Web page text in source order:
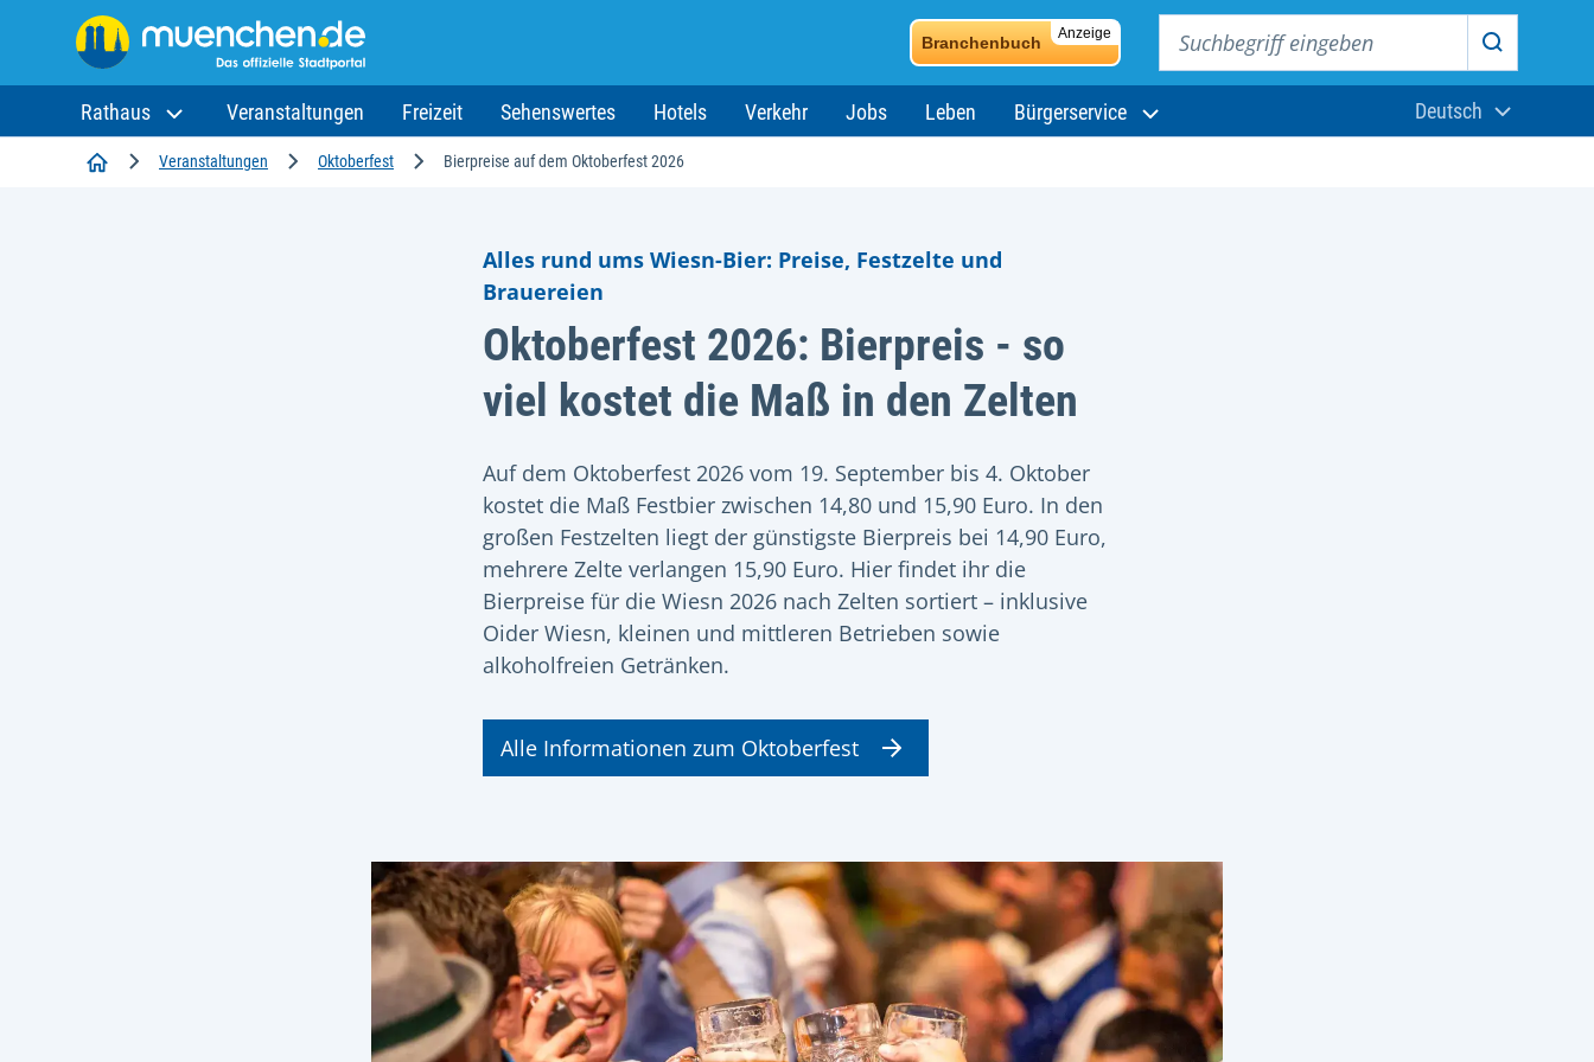
Anzeige
Branchenbuch
Suchen
Rathaus Veranstaltungen Freizeit Sehenswertes Hotels Verkehr Jobs Leben Bürgerservice
Aktuelle
Deutsch
StartseiteVeranstaltungen Oktoberfest Bierpreise auf dem Oktoberfest 2026
Alles rund ums Wiesn-Bier: Preise, Festzelte und
Brauereien
Oktoberfest 2026: Bierpreis - so
viel kostet die Maß in den Zelten
Auf dem Oktoberfest 2026 vom 19. September bis 4. Oktober
kostet die Maß Festbier zwischen 14,80 und 15,90 Euro. In den
großen Festzelten liegt der günstigste Bierpreis bei 14,90 Euro,
mehrere Zelte verlangen 15,90 Euro. Hier findet ihr die
Bierpreise für die Wiesn 2026 nach Zelten sortiert – inklusive
Oider Wiesn, kleinen und mittleren Betrieben sowie
alkoholfreien Getränken.
Alle Informationen zum Oktoberfest